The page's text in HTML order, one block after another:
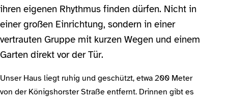
ihren eigenen Rhythmus finden dürfen. Nicht in
einer großen Einrichtung, sondern in einer
vertrauten Gruppe mit kurzen Wegen und einem
Garten direkt vor der Tür.
Unser Haus liegt ruhig und geschützt, etwa 200 Meter
von der Königshorster Straße entfernt. Drinnen gibt es